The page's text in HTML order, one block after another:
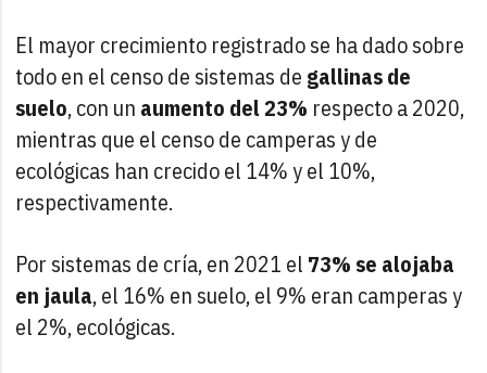
El mayor crecimiento registrado se ha dado sobre
todo en el censo de sistemas de gallinas de
suelo, con un aumento del 23% respecto a 2020,
mientras que el censo de camperas y de
ecológicas han crecido el 14% y el 10%,
respectivamente.
Por sistemas de cría, en 2021 el 73% se alojaba
en jaula, el 16% en suelo, el 9% eran camperas y
el 2%, ecológicas.